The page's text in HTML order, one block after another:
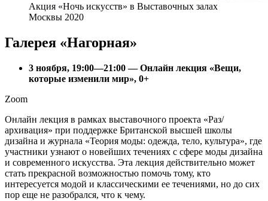
Акция «Ночь искусств» в Выставочных залах
Москвы 2020
Галерея «Нагорная»
3 ноября, 19:00—21:00 — Онлайн лекция «Вещи,
которые изменили мир», 0+
Zoom
Онлайн лекция в рамках выставочного проекта «Раз/
архивация» при поддержке Британской высшей школы
дизайна и журнала «Теория моды: одежда, тело, культура», где
участники узнают о новейших течениях с сфере моды дизайна
и современного искусства. Эта лекция действительно может
стать прекрасной возможностью помочь тому, кто
интересуется модой и классическими ее течениями, но до сих
пор еще не разобрался, что к чему.